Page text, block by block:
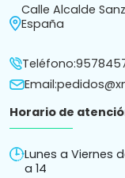
Calle Alcalde
España
Teléfono:
Email:
Horario de
Lunes a Viernes
a 14